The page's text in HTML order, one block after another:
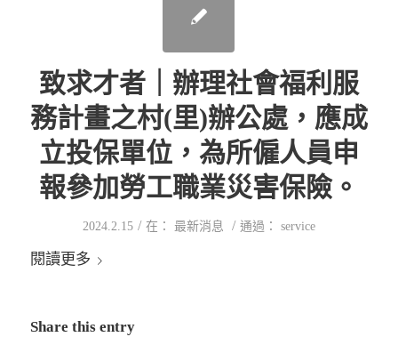
致求才者｜辦理社會福利服
務計畫之村(里)辦公處，應成
立投保單位，為所僱人員申
報參加勞工職業災害保險。
2024.2.15 / 在： 最新消息 / 通過： service
閱讀更多
Share this entry